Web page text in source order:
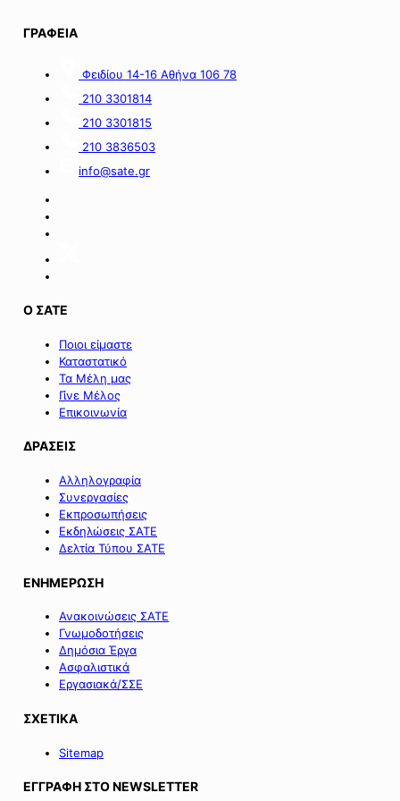
Πλαίσιο
για
Τουρισμό:
Στρατηγικό
οργανωμένη,
ΓΡΑΦΕΙΑ
Φειδίου 14-16 Αθήνα 106 78
210 3301814
210 3301815
210 3836503
info@sate.gr
Ο ΣΑΤΕ
Ποιοι είμαστε
Καταστατικό
Τα Μέλη μας
Γίνε Μέλος
Επικοινωνία
ΔΡΑΣΕΙΣ
Αλληλογραφία
Συνεργασίες
Εκπροσωπήσεις
Εκδηλώσεις ΣΑΤΕ
Δελτία Τύπου ΣΑΤΕ
ΕΝΗΜΕΡΩΣΗ
Ανακοινώσεις ΣΑΤΕ
Γνωμοδοτήσεις
Δημόσια Έργα
Ασφαλιστικά
Εργασιακά/ΣΣΕ
ΣΧΕΤΙΚΑ
Sitemap
ΕΓΓΡΑΦΗ ΣΤΟ NEWSLETTER